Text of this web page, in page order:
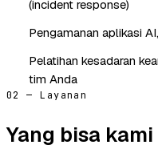
(incident response)
Pengamanan aplikasi
Pelatihan kesadaran
tim Anda
02 — Layanan
Yang bisa